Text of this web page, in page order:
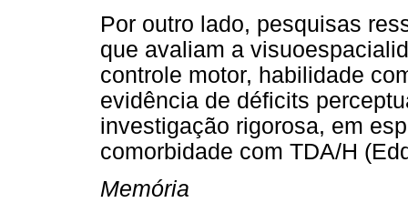
Por outro lado, pesquisas
que avaliam a
controle motor, habilidade
evidência de déficits
investigação rigorosa, em
comorbidade com TDA/H
Memória